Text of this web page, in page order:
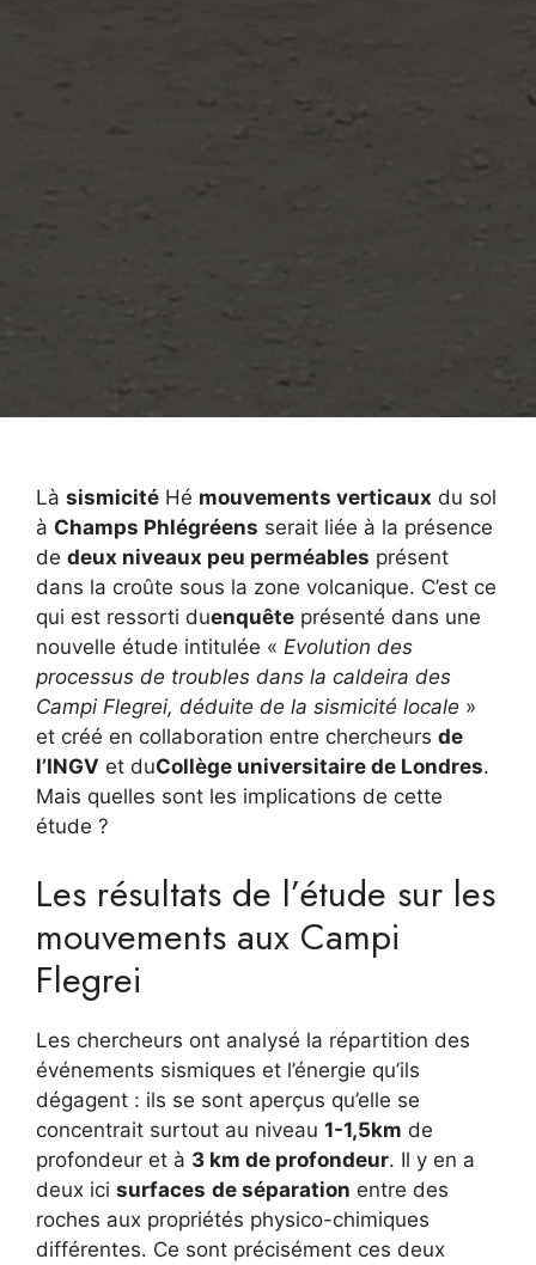
Là sismicité Hé mouvements verticaux du sol
à Champs Phlégréens serait liée à la présence
de deux niveaux peu perméables présent
dans la croûte sous la zone volcanique. C’est ce
qui est ressorti duenquête présenté dans une
nouvelle étude intitulée « Evolution des
processus de troubles dans la caldeira des
Campi Flegrei, déduite de la sismicité locale »
et créé en collaboration entre chercheurs de
l’INGV et duCollège universitaire de Londres.
Mais quelles sont les implications de cette
étude ?
Les résultats de l’étude sur les
mouvements aux Campi
Flegrei
Les chercheurs ont analysé la répartition des
événements sismiques et l’énergie qu’ils
dégagent : ils se sont aperçus qu’elle se
concentrait surtout au niveau 1-1,5km de
profondeur et à 3 km de profondeur. Il y en a
deux ici surfaces de séparation entre des
roches aux propriétés physico-chimiques
différentes. Ce sont précisément ces deux